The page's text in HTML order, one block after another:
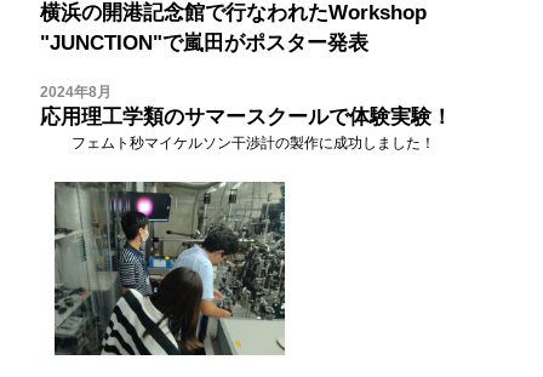
横浜の開港記念館で行なわれたWorkshop
"JUNCTION"で嵐田がポスター発表
2024年8月
応用理工学類のサマースクールで体験実験！
フェムト秒マイケルソン干渉計の製作に成功しました！